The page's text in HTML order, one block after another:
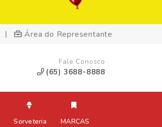
| Área do Representante
Fale Conosco
(65) 3688-8888
Sorveteria MARCAS